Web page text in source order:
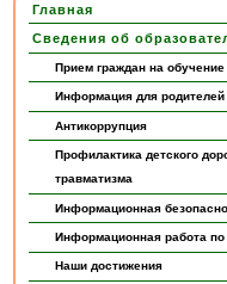
Главная
Сведения об
Прием граждан на
Информация для родителей
Антикоррупция
Профилактика детского
травматизма
Информационная
Информационная работа
Наши достижения